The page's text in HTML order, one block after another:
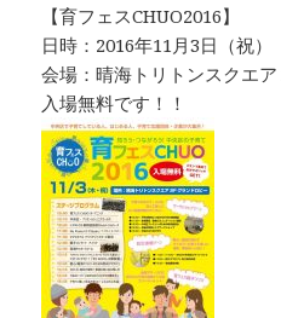
【育フェスCHUO2016】
日時：2016年11月3日（祝）
会場：晴海トリトンスクエ
入場無料です！！